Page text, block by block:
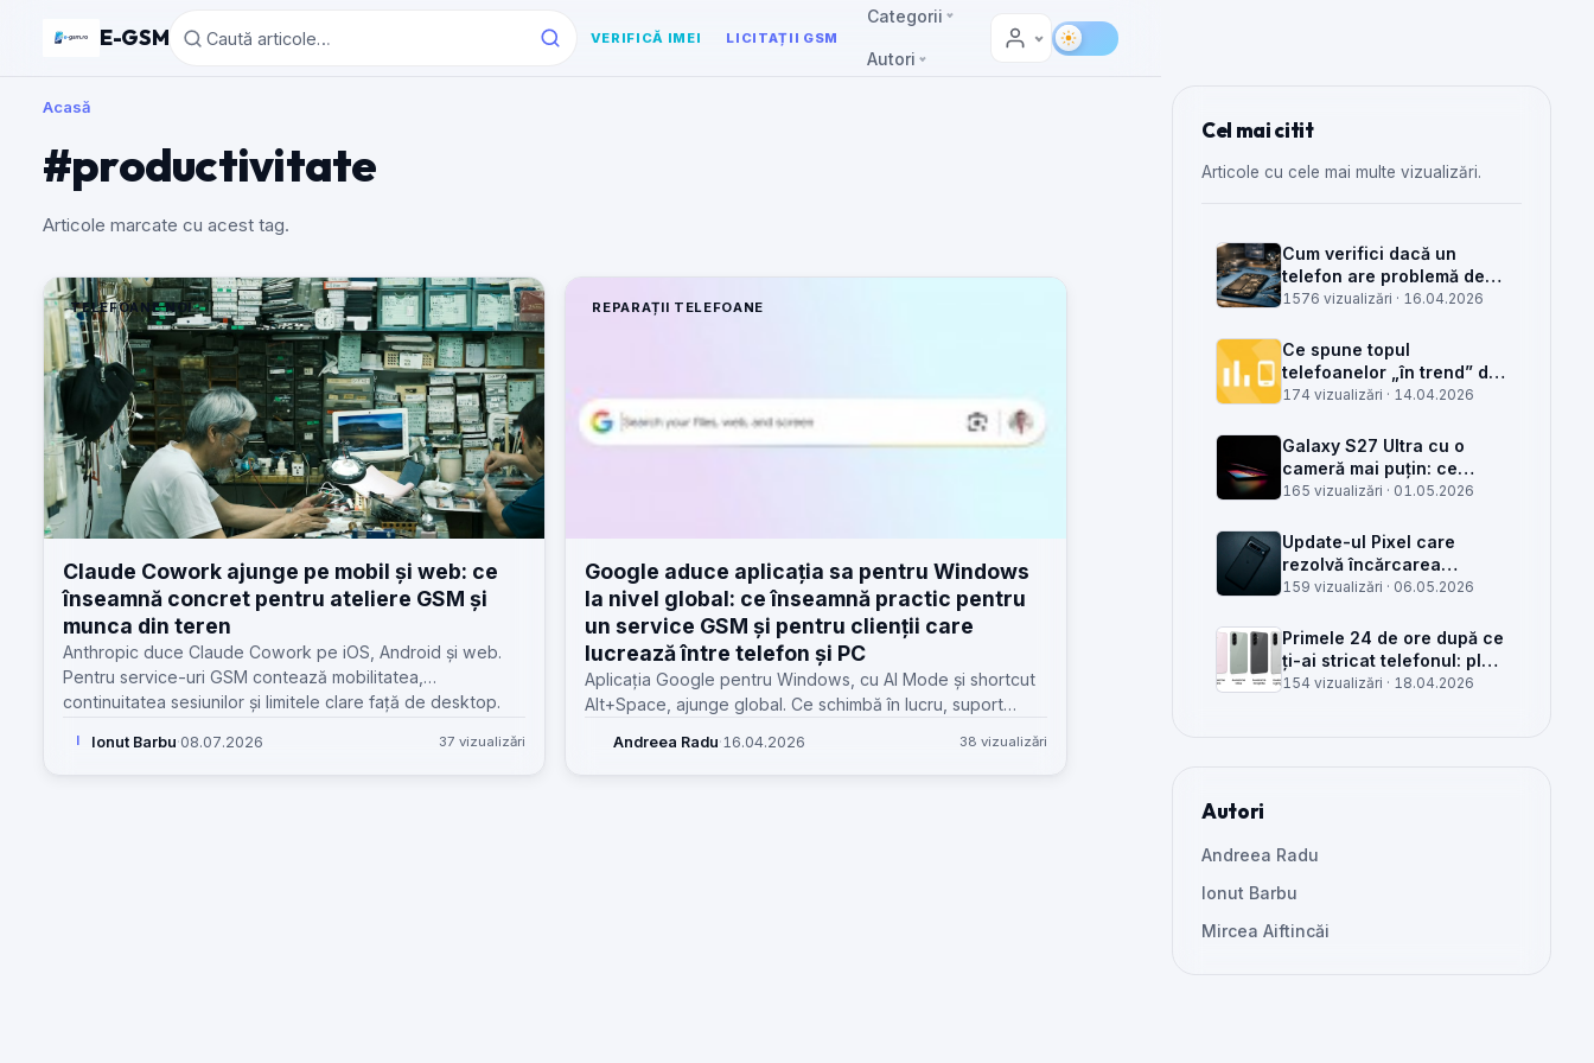
E-GSM VERIFICĂ IMEI LICITAȚII GSM
Categorii
Autori
Acasă
#productivitate
Articole marcate cu acest tag.
TELEFOANE NOI
Claude Cowork ajunge pe mobil și web: ce
înseamnă concret pentru ateliere GSM și
munca din teren
Anthropic duce Claude Cowork pe iOS, Android și web.
Pentru service-uri GSM contează mobilitatea,
continuitatea sesiunilor și limitele clare față de desktop.
I Ionut Barbu·08.07.2026 37 vizualizări
REPARAȚII TELEFOANE
Google aduce aplicația sa pentru Windows
la nivel global: ce înseamnă practic pentru
un service GSM și pentru clienții care
lucrează între telefon și PC
Aplicația Google pentru Windows, cu AI Mode și shortcut
Alt+Space, ajunge global. Ce schimbă în lucru, suport
Andreea Radu· 16.04.2026 38 vizualizări
Cel mai citit
Articole cu cele mai multe vizualizări.
Cum verifici dacă un
telefon are problemă de
semnal din antenă, din
rețea
1576 vizualizări · 16.04.2026
Ce spune topul
telefoanelor „în trend” din
săptămâna 15 despre
174 vizualizări · 14.04.2026
Galaxy S27 Ultra cu o
cameră mai puțin: ce
înseamnă pentru service,
165 vizualizări · 01.05.2026
Update-ul Pixel care
rezolvă încărcarea
wireless și glitch-uri de
159 vizualizări · 06.05.2026
Primele 24 de ore după ce
ți-ai stricat telefonul: plan
clar, greșeli de evitat și
154 vizualizări · 18.04.2026
Autori
Andreea Radu
Ionut Barbu
Mircea Aiftincăi